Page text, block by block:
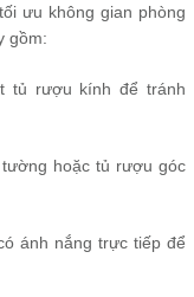
ưu không gian phòng
gồm:
tủ rượu kính để tránh
hoặc tủ rượu góc
ánh nắng trực tiếp để